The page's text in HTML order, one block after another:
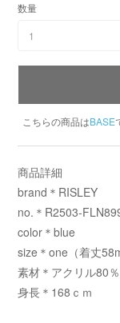
数量
1
こちらの商品はBASE
商品詳細
brand＊RISLEY
no.＊R2503-
color＊blue
size＊one（着丈
素材＊アクリル80
身長＊168ｃｍ